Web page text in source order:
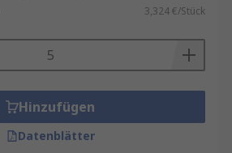
3,324 €/Stück
Hinzufügen
Datenblätter